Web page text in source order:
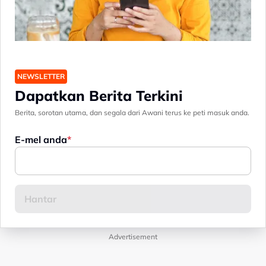
NEWSLETTER
Dapatkan Berita Terkini
Berita, sorotan utama, dan segala dari Awani terus ke peti masuk anda.
E-mel anda
Advertisement